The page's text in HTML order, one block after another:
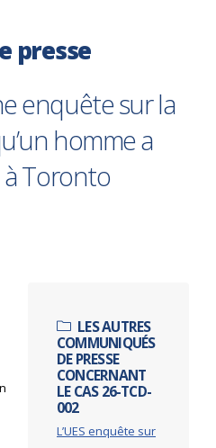
presse
enquête sur la
homme a
à Toronto
LES AUTRES
COMMUNIQUÉS
DE PRESSE
CONCERNANT
LE CAS 26-TCD-
002
L’UES enquête sur